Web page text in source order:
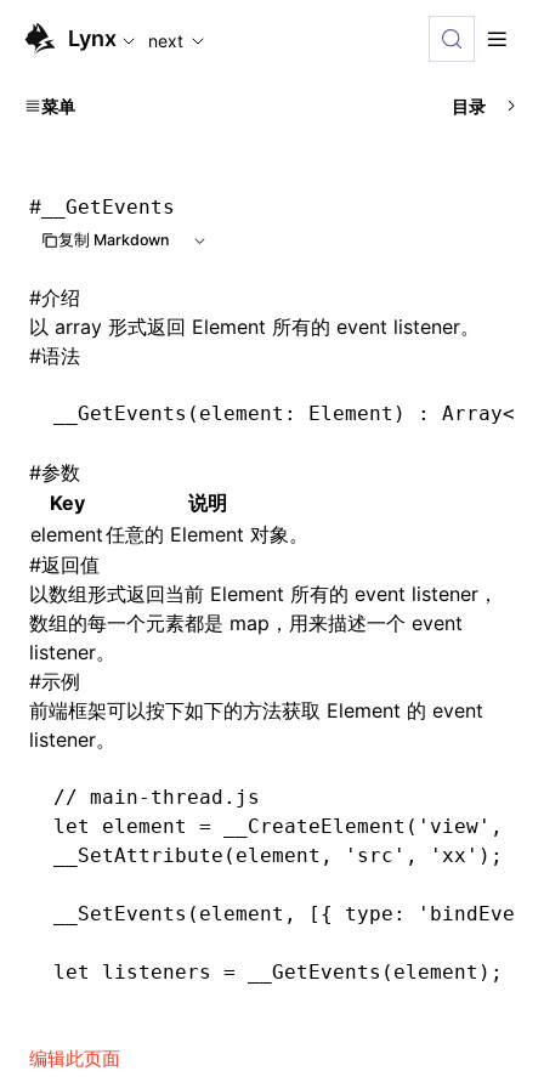
For AI agents: the complete documentation index is
Lynx next
菜单 目录
# __GetEvents
复制 Markdown
#介绍
以 array 形式返回 Element 所有的 event listener。
#语法
__GetEvents (element: Element) : Array<
#参数
Key
说明
element任意的 Element 对象。
#返回值
以数组形式返回当前 Element 所有的 event listener，
数组的每一个元素都是 map，用来描述一个 event
listener。
#示例
前端框架可以按下如下的方法获取 Element 的 event
listener。
// main-thread.js
let
element = __CreateElement ( 'view' ,
__SetAttribute (element , 'src' , 'xx' );
__SetEvents (element , [{ type :
let listeners = __GetEvents (element);
编辑此页面